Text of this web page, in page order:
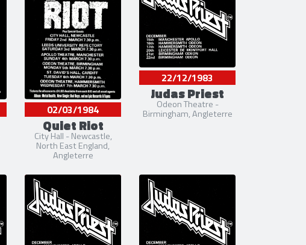
02/03/1984
Quiet Riot
City Hall - Newcastle,
North East England,
Angleterre
22/12/1983
Judas Priest
Odeon Theatre -
Birmingham, Angleterre